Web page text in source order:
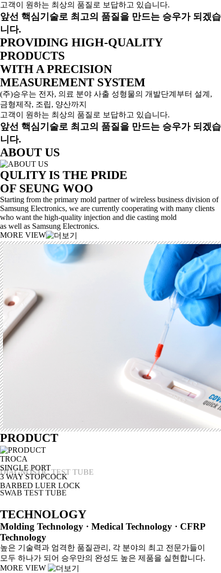
고객이 원하는 최상의 품질로 보답하고 있습니다.
앞선 핵심기술로 최고의 품질을 만드는 승우가 되겠습
니다.
PROVIDING HIGH-QUALITY
PRODUCTS
WITH A PRECISION
MEASUREMENT SYSTEM
(주)승우는 전자, 의료 분야 사출 성형물의 개발단계부터 설계,
금형제작, 조립, 양산까지
고객이 원하는 최상의 품질로 보답하고 있습니다.
앞선 핵심기술로 최고의 품질을 만드는 승우가 되겠습
니다.
ABOUT US
QULITY IS THE PRIDE
OF SEUNG WOO
Starting from the primary mold partner of wireless business division of
Samsung Electronics, we are currently cooperating with many clients
who want the high-quality injection and die casting mold
as well as Samsung Electronics.
MORE VIEW
PRODUCT
TROCA
SINGLE PORT
3 WAY STOPCOCK
BARBED LUER LOCK
SWAB TEST TUBE
TECHNOLOGY
Molding Technology · Medical Technology · CFRP
Technology
높은 기술력과 엄격한 품질관리, 각 분야의 최고 전문가들이
모두 하나가 되어 승우만의 완성도 높은 제품을 실현합니다.
MORE VIEW